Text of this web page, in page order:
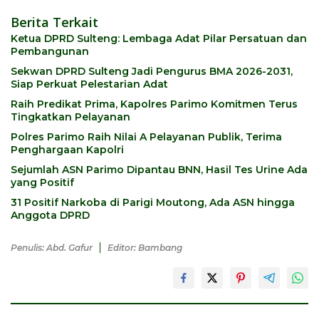
Berita Terkait
Ketua DPRD Sulteng: Lembaga Adat Pilar Persatuan dan
Pembangunan
Sekwan DPRD Sulteng Jadi Pengurus BMA 2026-2031,
Siap Perkuat Pelestarian Adat
Raih Predikat Prima, Kapolres Parimo Komitmen Terus
Tingkatkan Pelayanan
Polres Parimo Raih Nilai A Pelayanan Publik, Terima
Penghargaan Kapolri
Sejumlah ASN Parimo Dipantau BNN, Hasil Tes Urine Ada
yang Positif
31 Positif Narkoba di Parigi Moutong, Ada ASN hingga
Anggota DPRD
Penulis: Abd. Gafur Editor: Bambang